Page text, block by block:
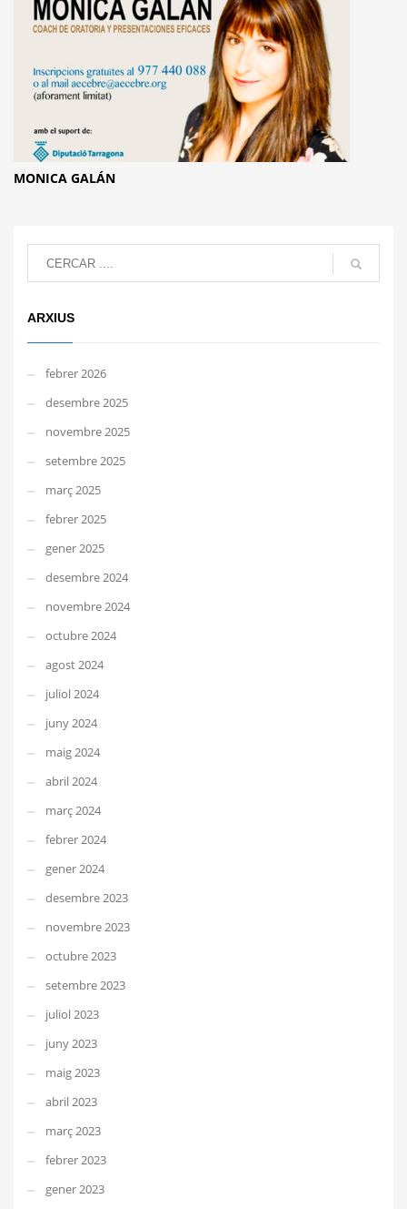
MONICA GALÁN
ARXIUS
febrer 2026
desembre 2025
novembre 2025
setembre 2025
març 2025
febrer 2025
gener 2025
desembre 2024
novembre 2024
octubre 2024
agost 2024
juliol 2024
juny 2024
maig 2024
abril 2024
març 2024
febrer 2024
gener 2024
desembre 2023
novembre 2023
octubre 2023
setembre 2023
juliol 2023
juny 2023
maig 2023
abril 2023
març 2023
febrer 2023
gener 2023